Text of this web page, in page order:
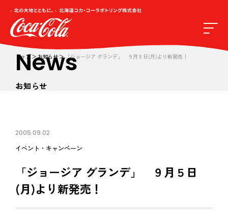
トップ お知らせ 「ジョージア グランデ」 ９月５日(月)より新発売！
News
お知らせ
2005.09.02
イベント・キャンペーン
「ジョージア グランデ」 ９月５日
(月)より新発売！